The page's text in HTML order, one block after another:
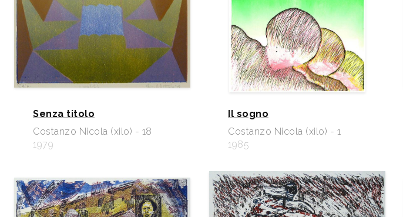
Senza titolo
Costanzo Nicola (xilo) - 18
1979
Il sogno
Costanzo Nicola (xilo) - 1
1985